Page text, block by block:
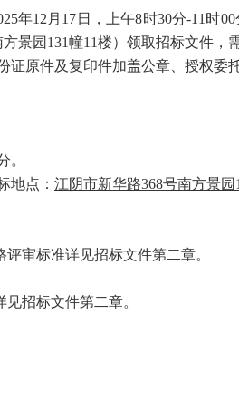
年12 月 17 日，上午8时30分-11时
景园131幢11楼）领取招标文件，
证原件及复印件加盖公章、授权委
。
地点： 江阴市新华路368号南方景园
审标准详见招标文件第二章。
见招标文件第二章。